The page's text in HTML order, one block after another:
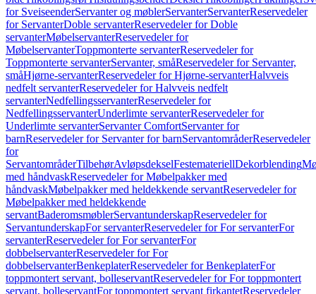
for SveiseenderServanter og møblerServanterServanterReservedeler
for ServanterDoble servanterReservedeler for Doble
servanterMøbelservanterReservedeler for
MøbelservanterToppmonterte servanterReservedeler for
Toppmonterte servanterServanter, småReservedeler for Servanter,
småHjørne-servanterReservedeler for Hjørne-servanterHalvveis
nedfelt servanterReservedeler for Halvveis nedfelt
servanterNedfellingsservanterReservedeler for
NedfellingsservanterUnderlimte servanterReservedeler for
Underlimte servanterServanter ComfortServanter for
barnReservedeler for Servanter for barnServantområderReservedeler
for
ServantområderTilbehørAvløpsdekselFestemateriellDekorblending
med håndvaskReservedeler for Møbelpakker med
håndvaskMøbelpakker med heldekkende servantReservedeler for
Møbelpakker med heldekkende
servantBaderomsmøblerServantunderskapReservedeler for
ServantunderskapFor servanterReservedeler for For servanterFor
servanterReservedeler for For servanterFor
dobbelservanterReservedeler for For
dobbelservanterBenkeplaterReservedeler for BenkeplaterFor
toppmontert servant, bolleservantReservedeler for For toppmontert
servant, bolleservantFor toppmontert servant firkantetReservedeler